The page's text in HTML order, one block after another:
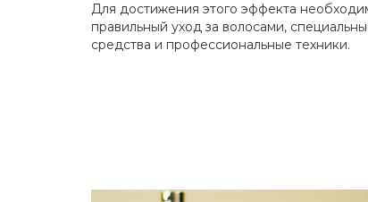
Для достижения этого эффекта
правильный уход за волосами,
средства и профессиональные техники.